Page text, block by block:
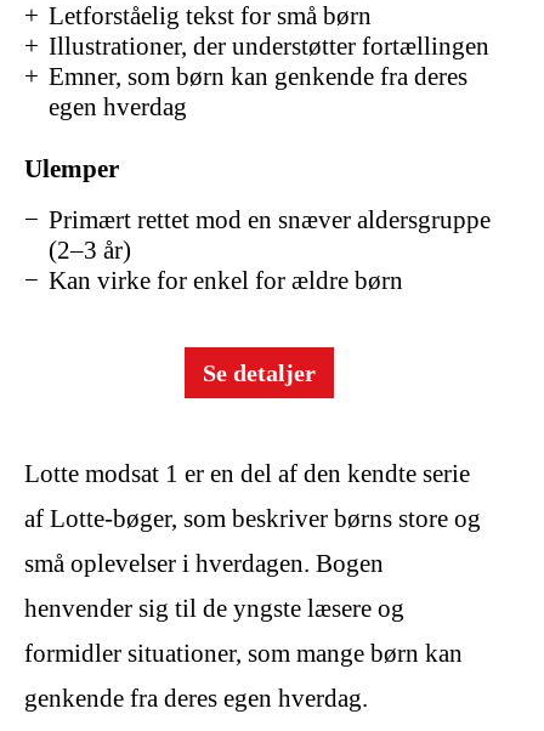
Lotte modsat 1 er en del af den kendte serie
af Lotte-bøger, som beskriver børns store og
små oplevelser i hverdagen. Bogen
henvender sig til de yngste læsere og
formidler situationer, som mange børn kan
genkende fra deres egen hverdag.
Letforståelig tekst for små børn
Illustrationer, der understøtter fortællingen
Emner, som børn kan genkende fra deres
egen hverdag
Ulemper
Primært rettet mod en snæver aldersgruppe
(2–3 år)
Kan virke for enkel for ældre børn
Se detaljer